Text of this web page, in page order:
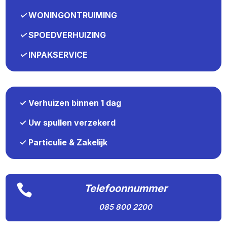
✓WONINGONTRUIMING
✓SPOEDVERHUIZING
✓INPAKSERVICE
✓ Verhuizen binnen 1 dag
✓ Uw spullen verzekerd
✓ Particulie & Zakelijk
 Telefoonnummer
085 800 2200